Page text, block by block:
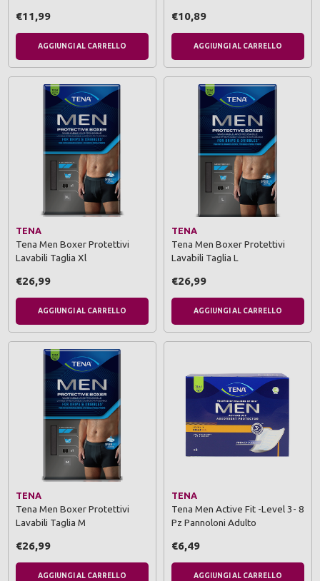
€11,99
AGGIUNGI AL CARRELLO
€10,89
AGGIUNGI AL CARRELLO
TENA
Tena Men Boxer Protettivi
Lavabili Taglia Xl
€26,99
AGGIUNGI AL CARRELLO
TENA
Tena Men Boxer Protettivi
Lavabili Taglia L
€26,99
AGGIUNGI AL CARRELLO
TENA
Tena Men Boxer Protettivi
Lavabili Taglia M
€26,99
AGGIUNGI AL CARRELLO
TENA
Tena Men Active Fit -Level 3- 8
Pz Pannoloni Adulto
€6,49
AGGIUNGI AL CARRELLO